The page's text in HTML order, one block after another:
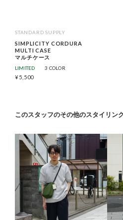
STANDARD SUPPLY
SIMPLICITY CORDURA
MULTI CASE
マルチケース
LIMITED 3 COLOR
¥5,500
このスタッフのその他のスタイリン